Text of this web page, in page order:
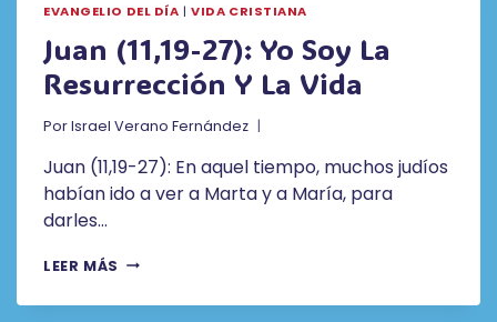
LA
CABEZA
DE
JUAN
BAUTISTA
EVANGELIO DEL DÍA |VIDA CRISTIANA
Juan (11,19-27): Yo Soy La
Resurrección Y La Vida
PorIsrael Verano Fernández
Juan (11,19-27): En aquel tiempo, muchos judíos
habían ido a ver a Marta y a María, para
darles…
LEER MÁS JUAN
27):